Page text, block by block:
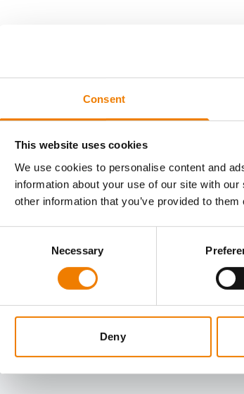
Consent
This website uses cookies
We use cookies to personalise content and
information about your use of our site with
other information that you’ve provided to
Necessary
Deny
Ausrüstung